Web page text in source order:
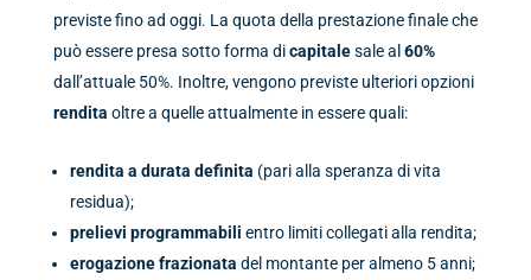
previste fino ad oggi. La quota della prestazione finale che
può essere presa sotto forma dicapitalesale al 60%
dall’attuale 50%. Inoltre, vengono previste ulteriori opzioni
rendita oltre a quelle attualmente in essere quali:
rendita a durata definita (pari alla speranza di vita
residua);
prelievi programmabili entro limiti collegati alla rendita;
erogazione frazionata del montante per almeno 5 anni;